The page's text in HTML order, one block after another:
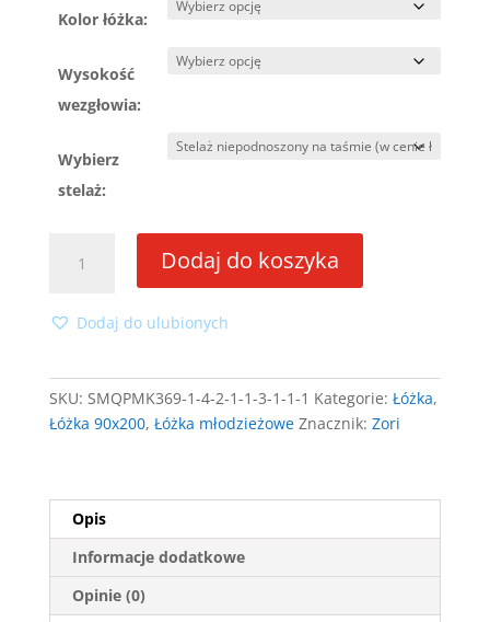
Kolor łóżka:
Wysokość
wezgłowia:
Wybierz
stelaż:
Łóżko
90x200
Dodaj do koszyka
Dodaj do ulubionych
SKU: SMQPMK369-1-4-2-1-1-3-1-1-1 Kategorie: Łóżka,
Łóżka 90x200, Łóżka młodzieżowe Znacznik: Zori
Opis
Informacje dodatkowe
Opinie (0)